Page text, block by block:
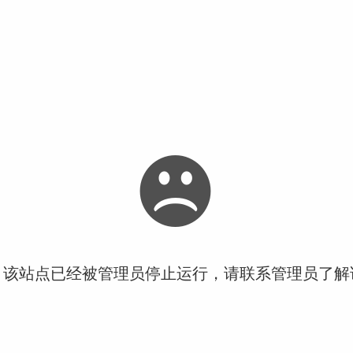
站点已经被管理员停止运行，请联系管理员了